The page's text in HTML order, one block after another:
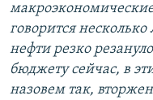
макроэкономические
говорится
нефти резко
бюджету сейчас, в
назовем так,